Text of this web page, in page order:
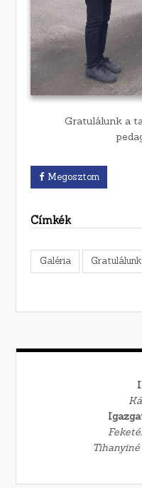
Gratulálunk a
Megosztom
Címkék
Galéria Gratulálunk